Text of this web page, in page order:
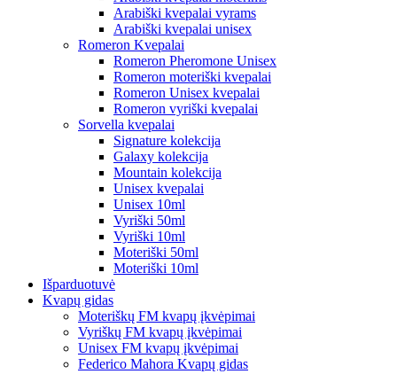
Arabiški kvepalai vyrams
Arabiški kvepalai unisex
Romeron Kvepalai
Romeron Pheromone Unisex
Romeron moteriški kvepalai
Romeron Unisex kvepalai
Romeron vyriški kvepalai
Sorvella kvepalai
Signature kolekcija
Galaxy kolekcija
Mountain kolekcija
Unisex kvepalai
Unisex 10ml
Vyriški 50ml
Vyriški 10ml
Moteriški 50ml
Moteriški 10ml
Išparduotuvė
Kvapų gidas
Moteriškų FM kvapų įkvėpimai
Vyriškų FM kvapų įkvėpimai
Unisex FM kvapų įkvėpimai
Federico Mahora Kvapų gidas